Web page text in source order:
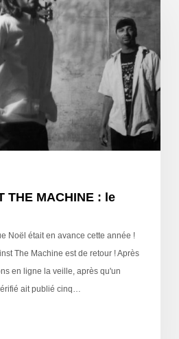
THE MACHINE : le
Noël était en avance cette année !
The Machine est de retour ! Après
en ligne la veille, après qu'un
ait publié cinq…